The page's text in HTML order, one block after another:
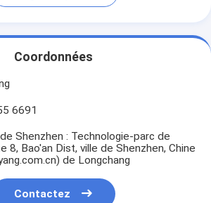
Coordonnées
6691
Shenzhen : Technologie-parc de
8, Bao'an Dist, ville de Shenzhen, Chine
de Longchang
Contactez